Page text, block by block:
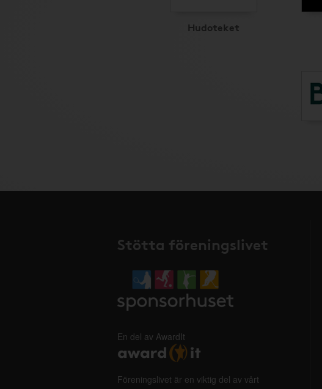
Hudoteket
Stötta föreningslivet
En del av AwardIt
Föreningslivet är en viktig del av vårt